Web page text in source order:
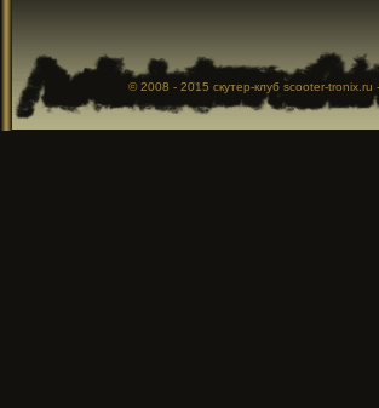
© 2008 - 2015 скутер-клуб scooter-tronix.ru